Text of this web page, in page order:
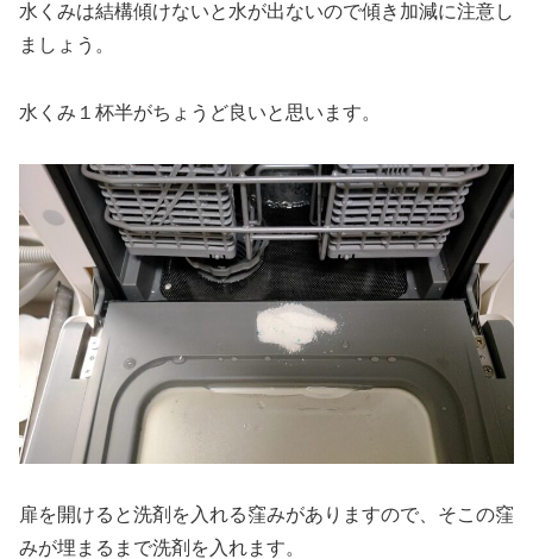
水くみは結構傾けないと水が出ないので傾き加減に注意し
ましょう。
水くみ１杯半がちょうど良いと思います。
扉を開けると洗剤を入れる窪みがありますので、そこの窪
みが埋まるまで洗剤を入れます。